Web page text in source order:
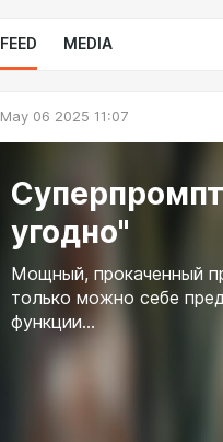
FEED MEDIA
May 06 2025 11:07
угодно"
Мощный, прокаченный
только можно себе
функции...